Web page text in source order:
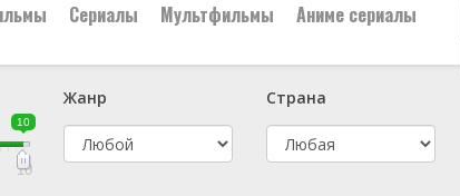
👨‍✈️ Военный
🕵️‍♂️ Детектив
Сериалы Мультфильмы Аниме сериалы
10
10
Жанр
Страна